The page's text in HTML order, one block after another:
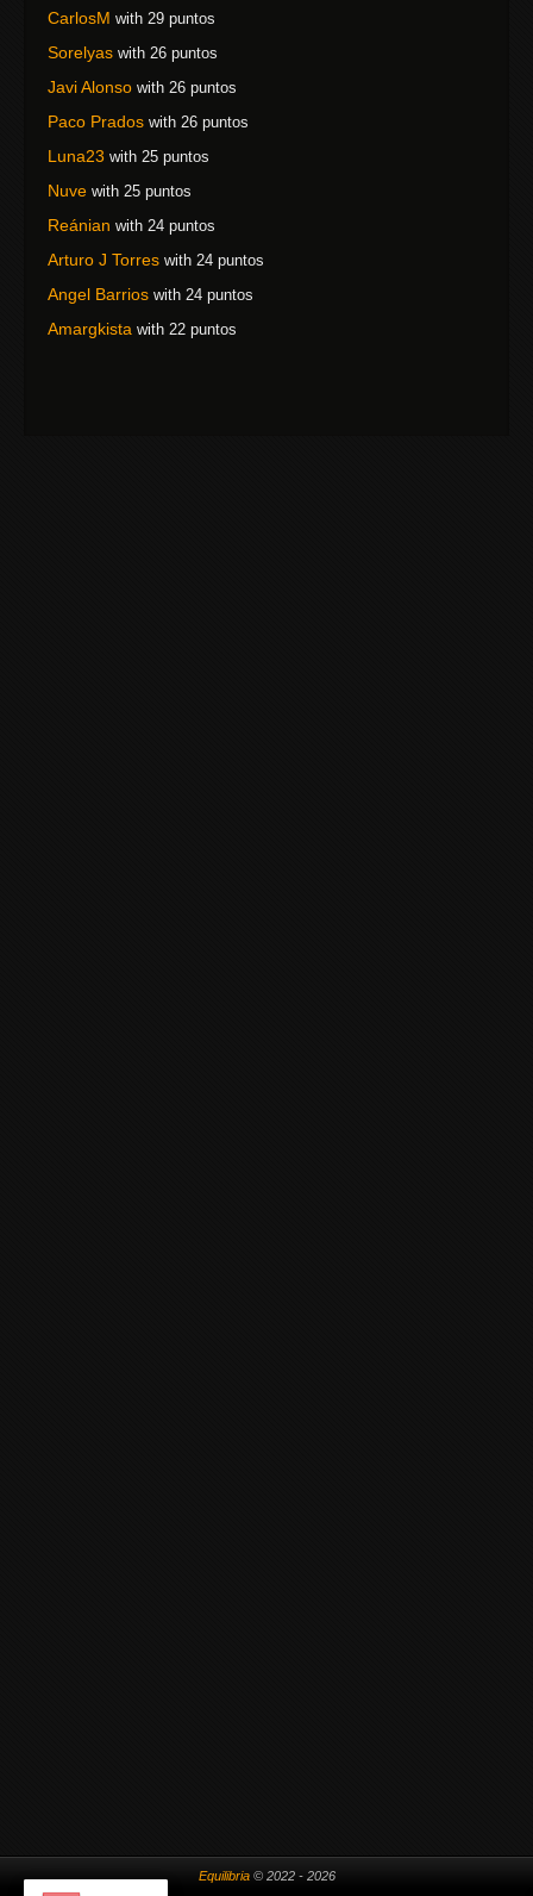
CarlosM with 29 puntos
Sorelyas with 26 puntos
Javi Alonso with 26 puntos
Paco Prados with 26 puntos
Luna23 with 25 puntos
Nuve with 25 puntos
Reánian with 24 puntos
Arturo J Torres with 24 puntos
Angel Barrios with 24 puntos
Amargkista with 22 puntos
Equilibria© 2022 - 2026